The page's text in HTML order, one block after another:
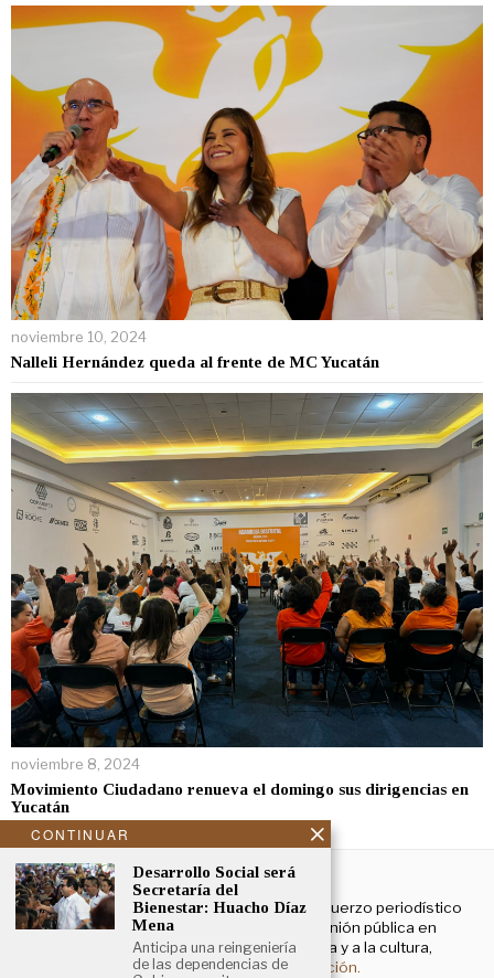
noviembre 10, 2024
Nalleli Hernández queda al frente de MC Yucatán
noviembre 8, 2024
Movimiento Ciudadano renueva el domingo sus dirigencias en
Yucatán
NOSOTROS
El Cronista Yucatán es un esfuerzo periodístico
enfocado a contribuir a la opinión pública en
temas que atañen a la política y a la cultura,
principalmente.Más información.
CONTINUAR
Desarrollo Social será
Secretaría del
Bienestar: Huacho Díaz
Mena
Anticipa una reingeniería
de las dependencias de